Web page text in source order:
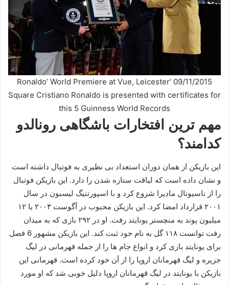
09/11/2015 ‘Ronaldo’ World Premiere at Vue, Leicester
Square Cristiano Ronaldo is presented with certificates for
this 5 Guinness World Records
مهم ترین افتخارات باشگاهی رونالدو
کدامند؟
این بازیکن از همان دوران استعداد بی نظیری به فوتبال داشته است
و نشان داده است که لیاقت ستاره شدن را دارد. این بازیکن فوتبال
را از ناسیونال مادیرا شروع کرد و با اسپورتنیگ لیسبون در سال
۲۰۰۱ قرارداد امضا کرد. این بازیکن محبوب در آگوست ۲۰۰۳ با ۱۲
میلیون پوند به منچستر یونایتد رفت. او در ۲۹۲ بازی که به میدان
رفت توانست ۱۱۸ گل به نام خود ثبت کند. این بازیکن مشهور 6 فصل
برای یونایتد بازی کرد و انواع جام ها را از جمله قهرمانی در لیگ
جزیره و لیگ قهرمانان اروپا را از آن خود کرده است. قهرمانی این
بازیکن با یونایتد در لیگ قهرمانان اروپا دلیل خوبی شد که او مورد